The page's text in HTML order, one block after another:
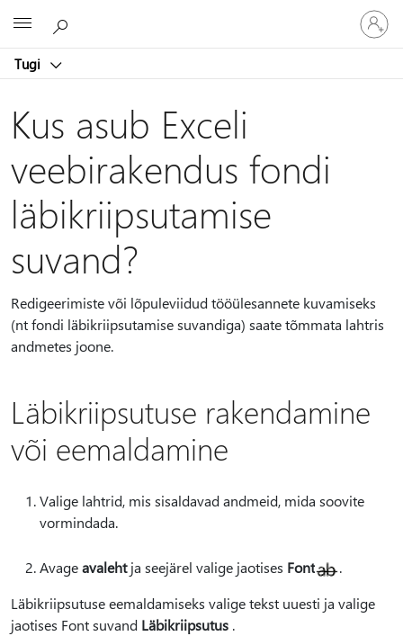
Tugi
Logige
sisse
oma
Kus asub Exceli
veebirakendus fondi
läbikriipsutamise
suvand?
Redigeerimiste või lõpuleviidud tööülesannete kuvamiseks
(nt fondi läbikriipsutamise suvandiga) saate tõmmata lahtris
andmetes joone.
Läbikriipsutuse rakendamine
või eemaldamine
Valige lahtrid, mis sisaldavad andmeid, mida soovite
vormindada.
Avageavalehtja seejärel valige jaotises Font
.
Läbikriipsutuse eemaldamiseks valige tekst uuesti ja valige
jaotises Font suvand Läbikriipsutus .